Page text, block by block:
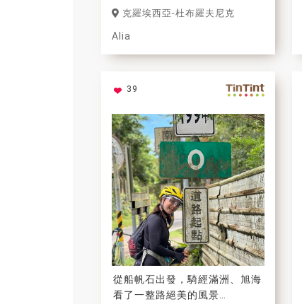
調，對比的很完美。
克羅埃西亞-杜布羅夫尼克
Alia
39
從船帆石出發，騎經滿洲、旭海
看了一整路絕美的風景